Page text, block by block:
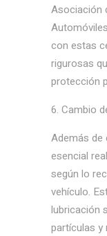
Asociación
con estas
rigurosas
protección
Cambio
Además de
esencial
según lo
vehículo.
lubricación
partículas y